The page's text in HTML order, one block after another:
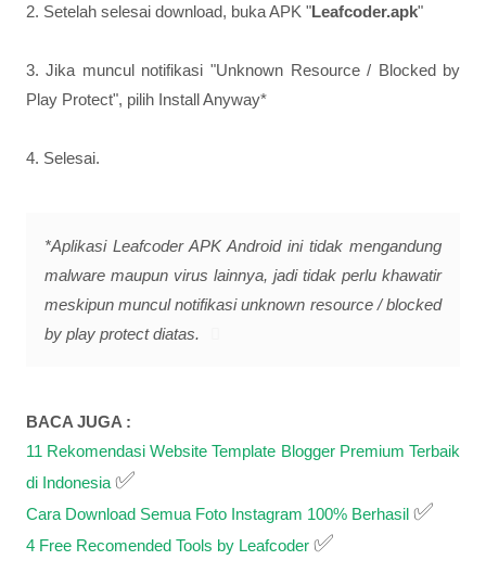
2. Setelah selesai download, buka APK "Leafcoder.apk"
3. Jika muncul notifikasi "Unknown Resource / Blocked by
Play Protect", pilih Install Anyway*
4. Selesai.
*Aplikasi Leafcoder APK Android ini tidak mengandung
malware maupun virus lainnya, jadi tidak perlu khawatir
meskipun muncul notifikasi unknown resource / blocked
by play protect diatas.
BACA JUGA :
11 Rekomendasi Website Template Blogger Premium Terbaik
di Indonesia ✅
Cara Download Semua Foto Instagram 100% Berhasil ✅
4 Free Recomended Tools by Leafcoder ✅